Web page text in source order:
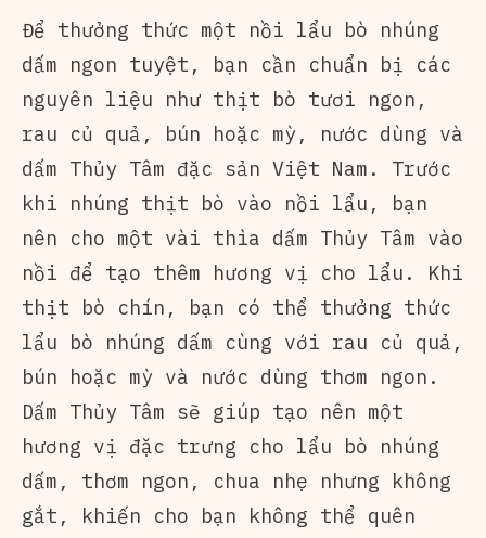
Để thưởng thức một nồi lẩu bò nhúng
dấm ngon tuyệt, bạn cần chuẩn bị các
nguyên liệu như thịt bò tươi ngon,
rau củ quả, bún hoặc mỳ, nước dùng và
dấm Thủy Tâm đặc sản Việt Nam. Trước
khi nhúng thịt bò vào nồi lẩu, bạn
nên cho một vài thìa dấm Thủy Tâm vào
nồi để tạo thêm hương vị cho lẩu. Khi
thịt bò chín, bạn có thể thưởng thức
lẩu bò nhúng dấm cùng với rau củ quả,
bún hoặc mỳ và nước dùng thơm ngon.
Dấm Thủy Tâm sẽ giúp tạo nên một
hương vị đặc trưng cho lẩu bò nhúng
dấm, thơm ngon, chua nhẹ nhưng không
gắt, khiến cho bạn không thể quên